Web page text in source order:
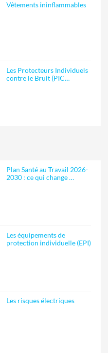
Vêtements ininflammables
Les Protecteurs Individuels
contre le Bruit (PIC…
Plan Santé au Travail 2026-
2030 : ce qui change …
Les équipements de
protection individuelle (EPI)
Les risques électriques